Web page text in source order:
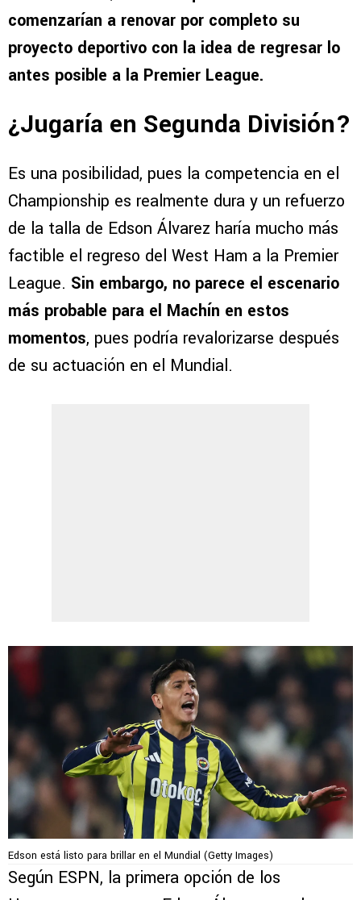
comenzarían a renovar por completo su
proyecto deportivo con la idea de regresar lo
antes posible a la Premier League.
¿Jugaría en Segunda División?
Es una posibilidad, pues la competencia en el
Championship es realmente dura y un refuerzo
de la talla de Edson Álvarez haría mucho más
factible el regreso del West Ham a la Premier
League. Sin embargo, no parece el escenario
más probable para el Machín en estos
momentos, pues podría revalorizarse después
de su actuación en el Mundial.
Edson está listo para brillar en el Mundial (Getty Images)
Según ESPN, la primera opción de los